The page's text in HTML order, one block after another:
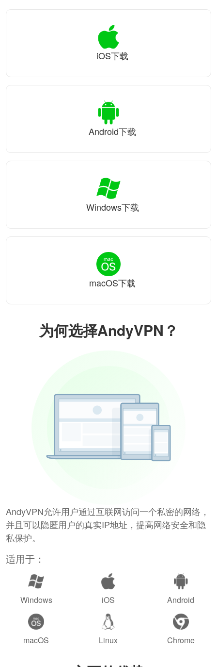
为何选择AndyVPN？
AndyVPN允许用户通过互联网访问一个私密的网络，
并且可以隐匿用户的真实IP地址，提高网络安全和隐
私保护。
适用于：
Windows iOS Android
macOS Linux Chrome
iOS下载
Android下载
Windows下载
macOS下载